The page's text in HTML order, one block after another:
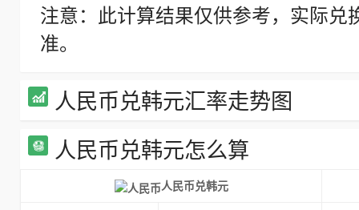
注意：此计算结果仅供参考，实际
准。
人民币兑韩元汇率走势图
人民币兑韩元怎么算
人民币兑韩元